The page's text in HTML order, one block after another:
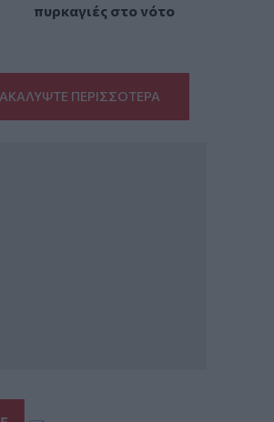
πυρκαγιές στο νότο
ΠΕΡΙΣΣΟΤΕΡΑ